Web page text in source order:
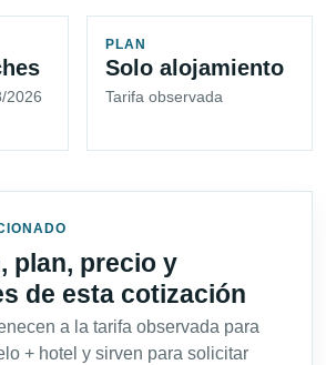
2026
PLAN
Solo alojamiento
Tarifa observada
plan, precio y
de esta cotización
a la tarifa observada para
+ hotel y sirven para solicitar